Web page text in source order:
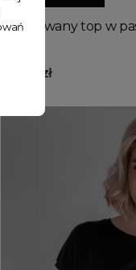
Prążkowany top w
49,90 zł